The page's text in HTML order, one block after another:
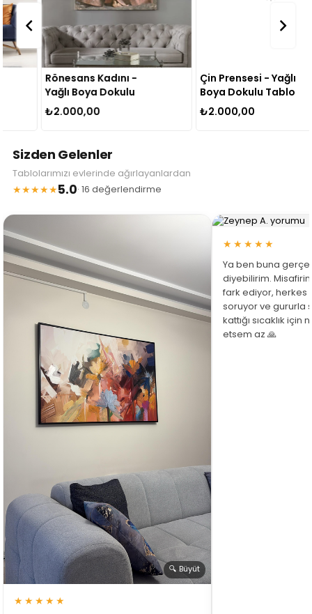
Rönesans Kadını -
Yağlı Boya Dokulu
₺2.000,00
Çin Prensesi - Yağlı
Boya Dokulu Tablo
₺2.000,00
Sizden Gelenler
Tablolarımızı evlerinde ağırlayanlardan
★★★★★5.0· 16 değerlendirme
🔍 Büyüt
★★★★★
★★★★★
Ya ben buna
diyebilirim.
fark ediyor, herkes
soruyor ve gururla
kattığı sıcaklık
etsem az 🙏